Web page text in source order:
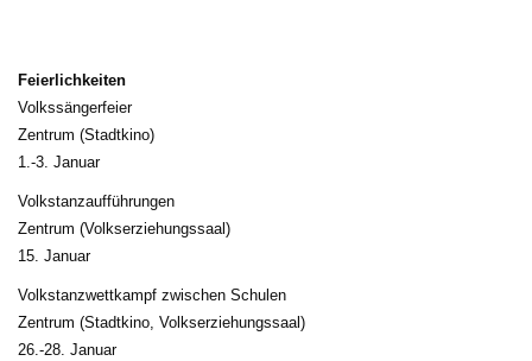
Feierlichkeiten
Volkssängerfeier
Zentrum (Stadtkino)
1.-3. Januar
Volkstanzaufführungen
Zentrum (Volkserziehungssaal)
15. Januar
Volkstanzwettkampf zwischen Schulen
Zentrum (Stadtkino, Volkserziehungssaal)
26.-28. Januar